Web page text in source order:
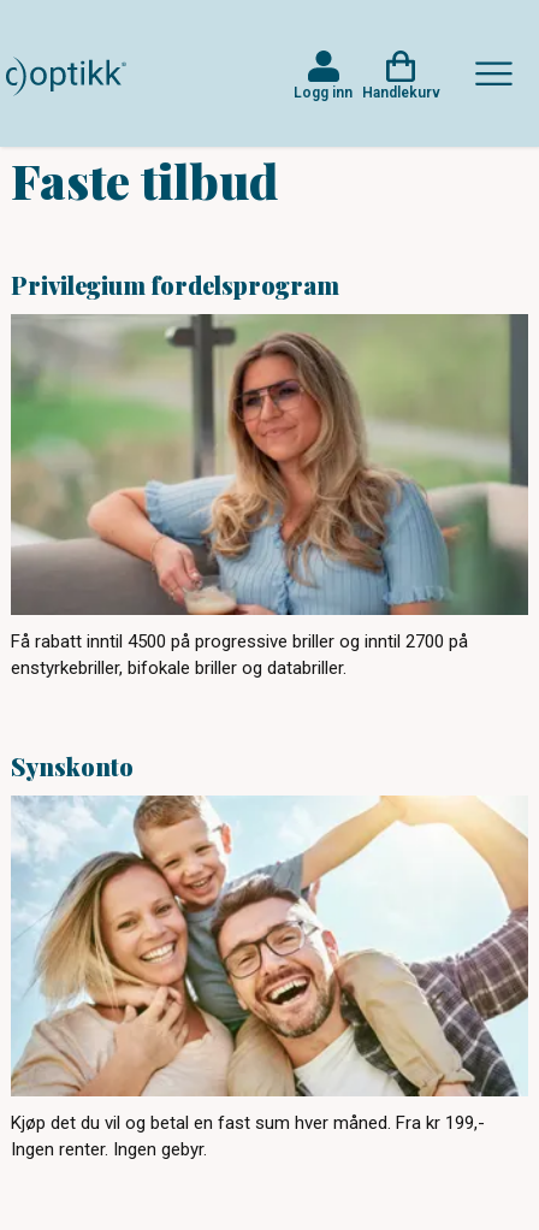
Logg inn Handlekurv
Faste tilbud
Privilegium fordelsprogram
Få rabatt inntil 4500 på progressive briller og inntil 2700 på
enstyrkebriller, bifokale briller og databriller.
Synskonto
Kjøp det du vil og betal en fast sum hver måned. Fra kr 199,-
Ingen renter. Ingen gebyr.